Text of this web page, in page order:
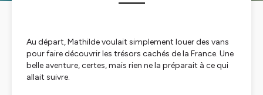
Au départ, Mathilde voulait simplement louer des vans
pour faire découvrir les trésors cachés de la France. Une
belle aventure, certes, mais rien ne la préparait à ce qui
allait suivre.